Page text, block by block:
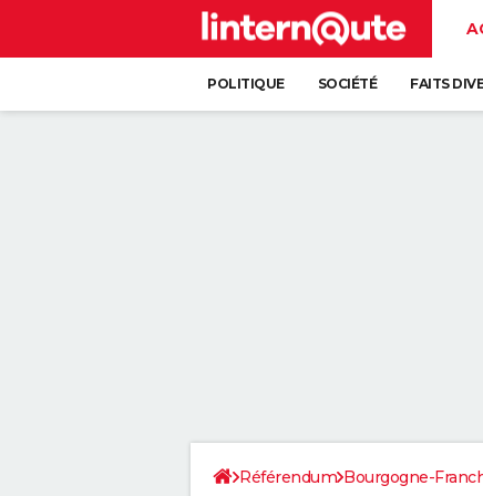
POLITIQUE SOCIÉTÉ FAITS
Référendum Bourgogne-